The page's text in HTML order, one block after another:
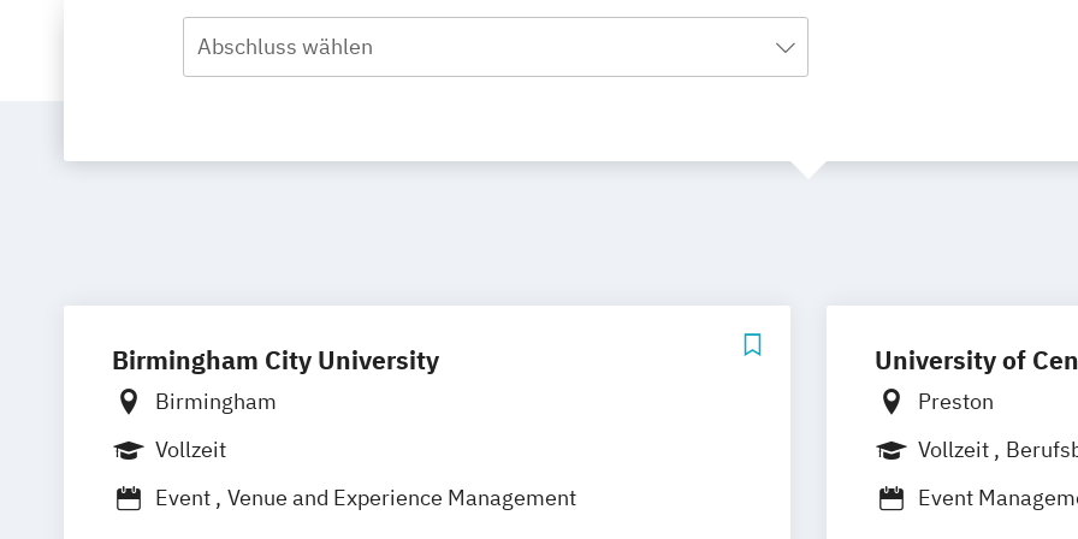
Abschluss wählen
Birmingham City University
Birmingham
Vollzeit
Event
Venue and Experience Management
University of
Preston
Vollzeit
Event